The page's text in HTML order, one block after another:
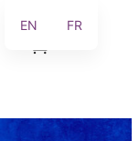
EN FR